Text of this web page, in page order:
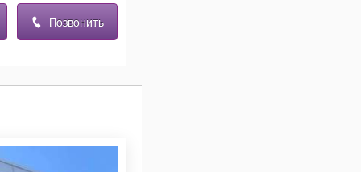
Позвонить